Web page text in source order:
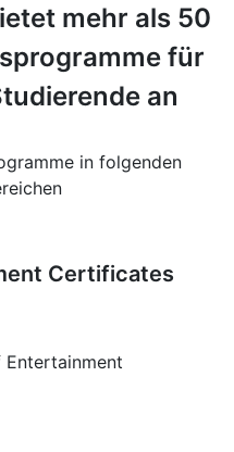
mehr als 50
für
an
in folgenden
Certificates
Entertainment